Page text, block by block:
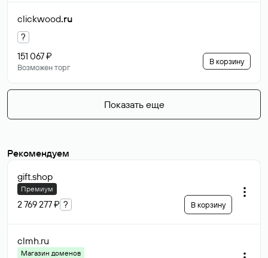
clickwood.ru
?
151 067 ₽
Возможен торг
В корзину
Показать еще
Рекомендуем
gift.shop
Премиум
2 769 277 ₽ ? В корзину
clmh.ru
Магазин доменов